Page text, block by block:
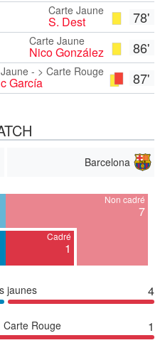
78'
Carte Jaune
S. Dest
86'
Carte Jaune
Nico González
87'
- > Carte Rouge
García
Barcelona
Cadré
1
Non cadré
7
jaunes 4
Carte Rouge 1